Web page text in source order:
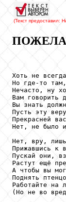
(Текст предоставил:
Хоть не
Но где-то там,
Нечасто, ну
Вам говорить
Вы знать
Пусть эту
Прекрасней
Нет, не было
Нет, вру,
Прижавшись к
Пускай они,
Растут ещё
А чтобы вы
Поднять
Работайте на
(Но не во